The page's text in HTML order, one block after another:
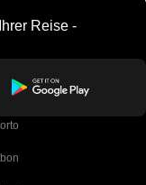
Reise -